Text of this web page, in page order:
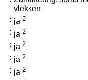
vlekken
: ja 2
: ja 2
: ja 2
: ja 2
: ja 2